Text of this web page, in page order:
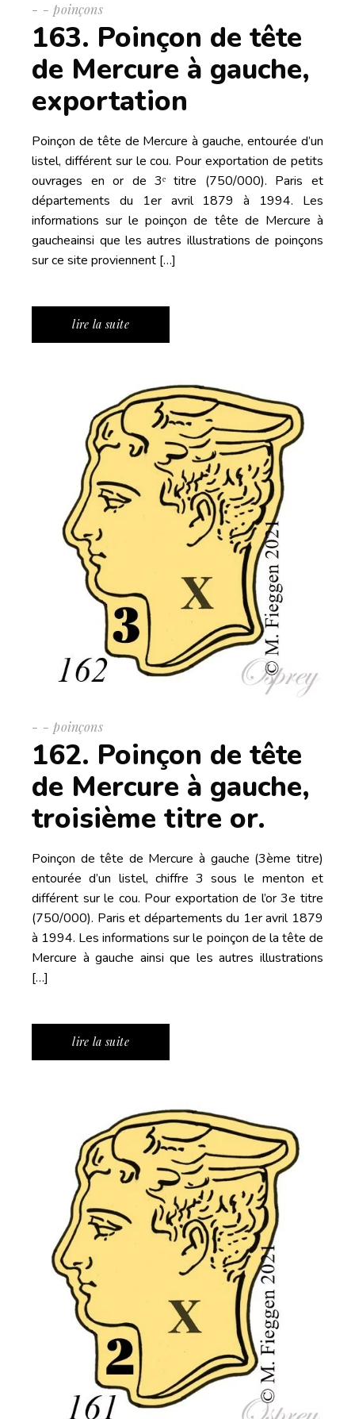
- poinçons
163. Poinçon de tête
de Mercure à gauche,
exportation
Poinçon de tête de Mercure à gauche, entourée d’un
listel, différent sur le cou. Pour exportation de petits
ouvrages en or de 3ᵉ titre (750/000). Paris et
départements du 1er avril 1879 à 1994. Les
informations sur le poinçon de tête de Mercure à
gaucheainsi que les autres illustrations de poinçons
sur ce site proviennent […]
lire la suite
- poinçons
162. Poinçon de tête
de Mercure à gauche,
troisième titre or.
Poinçon de tête de Mercure à gauche (3ème titre)
entourée d’un listel, chiffre 3 sous le menton et
différent sur le cou. Pour exportation de l’or 3e titre
(750/000). Paris et départements du 1er avril 1879
à 1994. Les informations sur le poinçon de la tête de
Mercure à gauche ainsi que les autres illustrations
[…]
lire la suite